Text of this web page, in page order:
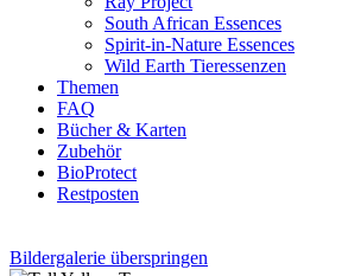
South African Essences
Spirit-in-Nature Essences
Wild Earth Tieressenzen
Themen
FAQ
Bücher & Karten
Zubehör
BioProtect
Restposten
Bildergalerie überspringen